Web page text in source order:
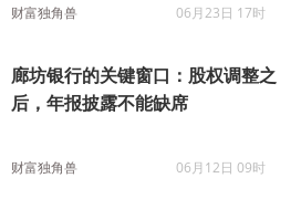
财富独角兽 06月23日 17时
廊坊银行的关键窗口：股权调整之
后，年报披露不能缺席
财富独角兽 06月12日 09时